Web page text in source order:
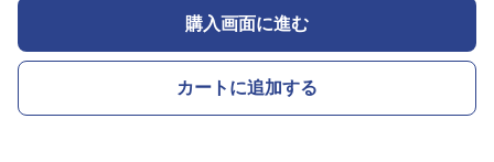
購入画面に進む
カートに追加する